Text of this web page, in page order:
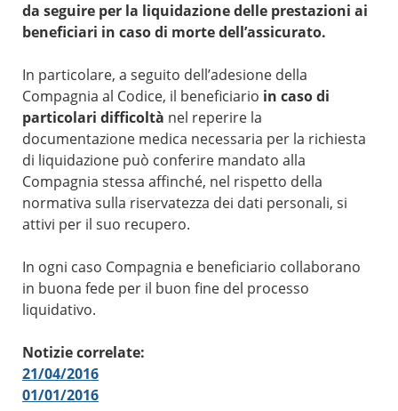
da seguire per la liquidazione delle prestazioni ai
beneficiari in caso di morte dell’assicurato.
In particolare, a seguito dell’adesione della
Compagnia al Codice, il beneficiario in caso di
particolari difficoltà nel reperire la
documentazione medica necessaria per la richiesta
di liquidazione può conferire mandato alla
Compagnia stessa affinché, nel rispetto della
normativa sulla riservatezza dei dati personali, si
attivi per il suo recupero.
In ogni caso Compagnia e beneficiario collaborano
in buona fede per il buon fine del processo
liquidativo.
Notizie correlate:
21/04/2016
01/01/2016